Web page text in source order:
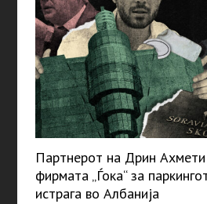
Партнерот на Дрин Ахмети
фирмата „Ѓока“ за
истрага во Албанија